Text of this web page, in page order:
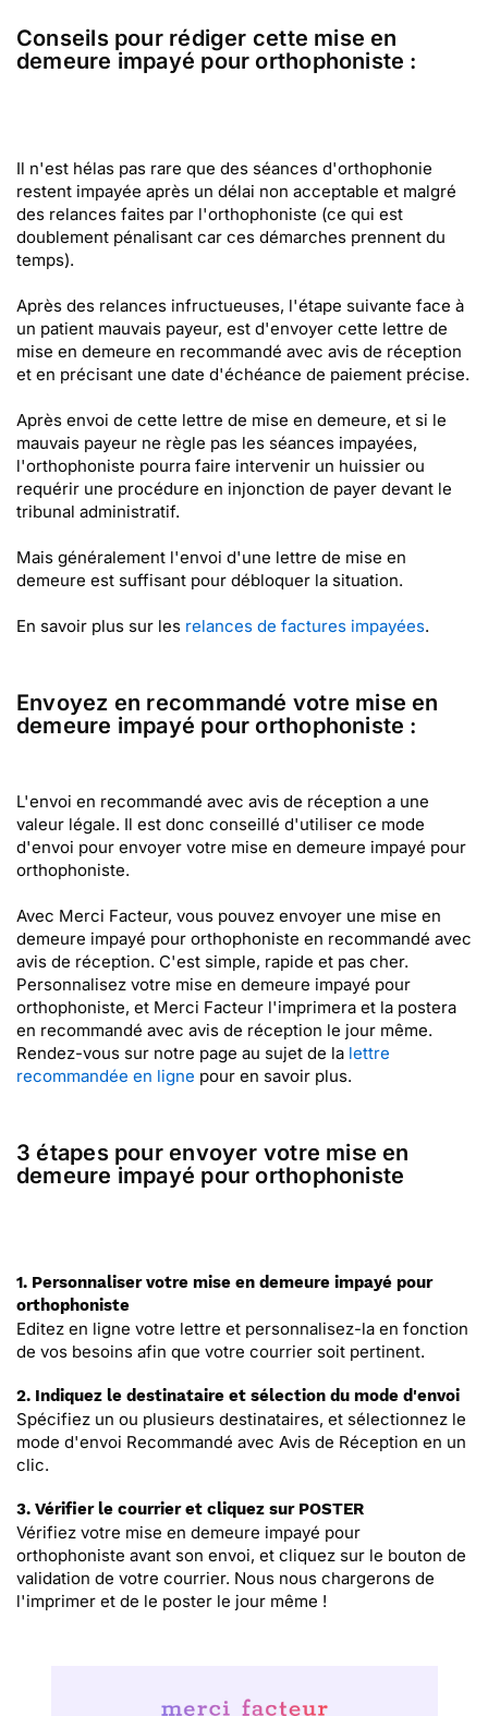
Conseils pour rédiger cette mise en
demeure impayé pour orthophoniste :
Il n'est hélas pas rare que des séances d'orthophonie
restent impayée après un délai non acceptable et malgré
des relances faites par l'orthophoniste (ce qui est
doublement pénalisant car ces démarches prennent du
temps).
Après des relances infructueuses, l'étape suivante face à
un patient mauvais payeur, est d'envoyer cette lettre de
mise en demeure en recommandé avec avis de réception
et en précisant une date d'échéance de paiement précise.
Après envoi de cette lettre de mise en demeure, et si le
mauvais payeur ne règle pas les séances impayées,
l'orthophoniste pourra faire intervenir un huissier ou
requérir une procédure en injonction de payer devant le
tribunal administratif.
Mais généralement l'envoi d'une lettre de mise en
demeure est suffisant pour débloquer la situation.
En savoir plus sur les relances de factures impayées.
Envoyez en recommandé votre mise en
demeure impayé pour orthophoniste :
L'envoi en recommandé avec avis de réception a une
valeur légale. Il est donc conseillé d'utiliser ce mode
d'envoi pour envoyer votre mise en demeure impayé pour
orthophoniste.
Avec Merci Facteur, vous pouvez envoyer une mise en
demeure impayé pour orthophoniste en recommandé avec
avis de réception. C'est simple, rapide et pas cher.
Personnalisez votre mise en demeure impayé pour
orthophoniste, et Merci Facteur l'imprimera et la postera
en recommandé avec avis de réception le jour même.
Rendez-vous sur notre page au sujet de la lettre
recommandée en ligne pour en savoir plus.
3 étapes pour envoyer votre mise en
demeure impayé pour orthophoniste
1. Personnaliser votre mise en demeure impayé pour
orthophoniste
Editez en ligne votre lettre et personnalisez-la en fonction
de vos besoins afin que votre courrier soit pertinent.
2. Indiquez le destinataire et sélection du mode d'envoi
Spécifiez un ou plusieurs destinataires, et sélectionnez le
mode d'envoi Recommandé avec Avis de Réception en un
clic.
3. Vérifier le courrier et cliquez sur POSTER
Vérifiez votre mise en demeure impayé pour
orthophoniste avant son envoi, et cliquez sur le bouton de
validation de votre courrier. Nous nous chargerons de
l'imprimer et de le poster le jour même !